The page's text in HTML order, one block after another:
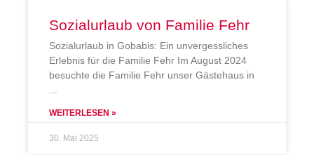
Sozialurlaub von Familie Fehr
Sozialurlaub in Gobabis: Ein unvergessliches
Erlebnis für die Familie Fehr Im August 2024
besuchte die Familie Fehr unser Gästehaus in
WEITERLESEN »
30. Mai 2025